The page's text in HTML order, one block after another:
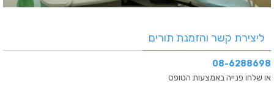
ליצירת קשר והזמנת תורים
08-6288698
או שלחו פנייה באמצעות הטופס